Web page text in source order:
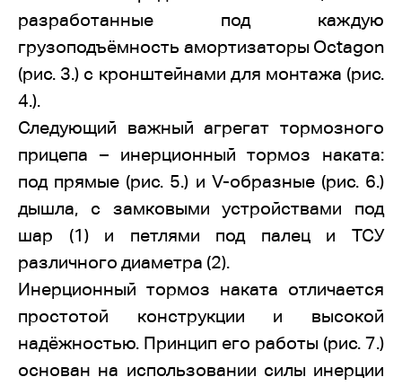
разработанные под каждую
грузоподъёмность амортизаторы Octagon
(рис. 3.) с кронштейнами для монтажа (рис.
4.).
Следующий важный агрегат тормозного
прицепа – инерционный тормоз наката:
под прямые (рис. 5.) и V-образные (рис. 6.)
дышла, с замковыми устройствами под
шар (1) и петлями под палец и ТСУ
различного диаметра (2).
Инерционный тормоз наката отличается
простотой конструкции и высокой
надёжностью. Принцип его работы (рис. 7.)
основан на использовании силы инерции